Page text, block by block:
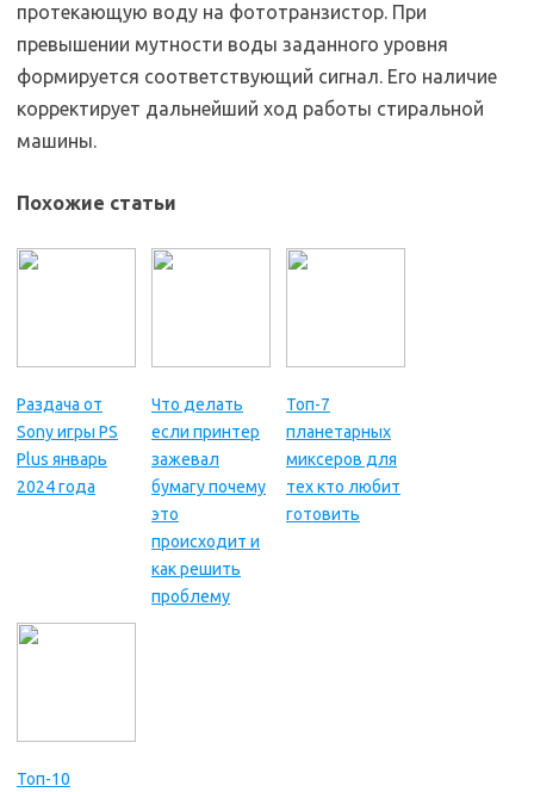
протекающую воду на фототранзистор. При
превышении мутности воды заданного уровня
формируется соответствующий сигнал. Его наличие
корректирует дальнейший ход работы стиральной
машины.
Похожие статьи
Раздача от
Sony игры PS
Plus январь
2024 года
Что делать
если принтер
зажевал
бумагу почему
это
происходит и
как решить
проблему
Топ-7
планетарных
миксеров для
тех кто любит
готовить
Топ-10